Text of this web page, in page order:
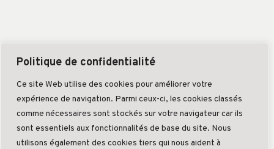
Politique de confidentialité
Ce site Web utilise des cookies pour améliorer votre
expérience de navigation. Parmi ceux-ci, les cookies classés
comme nécessaires sont stockés sur votre navigateur car ils
sont essentiels aux fonctionnalités de base du site. Nous
utilisons également des cookies tiers qui nous aident à